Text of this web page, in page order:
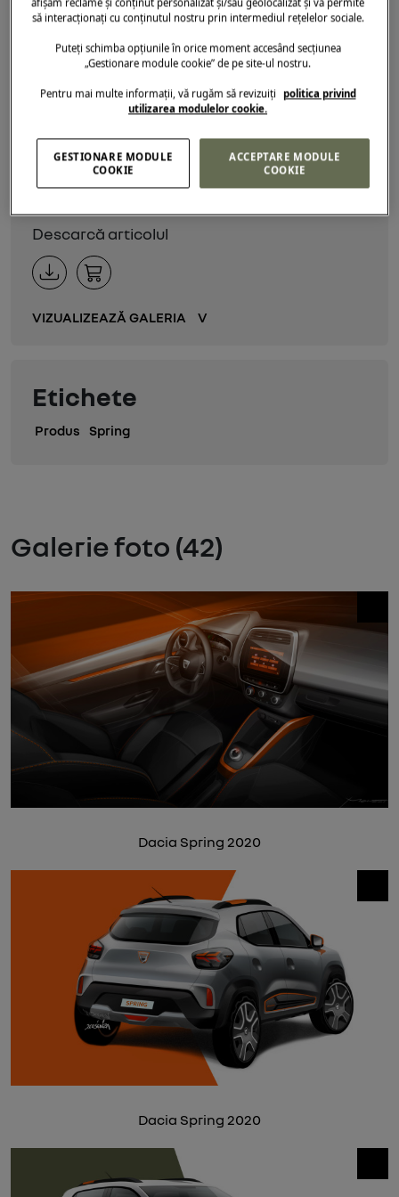
cea a transportului utilitar pe distanțe scurte,
remarca fără îndoială ca soluția de mobilitate
electrică accesibilă tuturor.Denis Le Vot,
membru al Comitetului Executiv al Groupe
Renault.
Descarcă articolul
VIZUALIZEAZĂ GALERIA V
Etichete
Produs Spring
Galerie foto (42)
Dacia Spring 2020
Dacia Spring 2020
să interacționați cu conținutul nostru prin intermediul rețelelor sociale.
Puteți schimba opțiunile în orice moment accesând secțiunea
„Gestionare module cookie” de pe site-ul nostru.
Pentru mai multe informații, vă rugăm să revizuiți politica privind
utilizarea modulelor cookie.
ACCEPTARE MODULE
COOKIE
GESTIONARE MODULE
COOKIE